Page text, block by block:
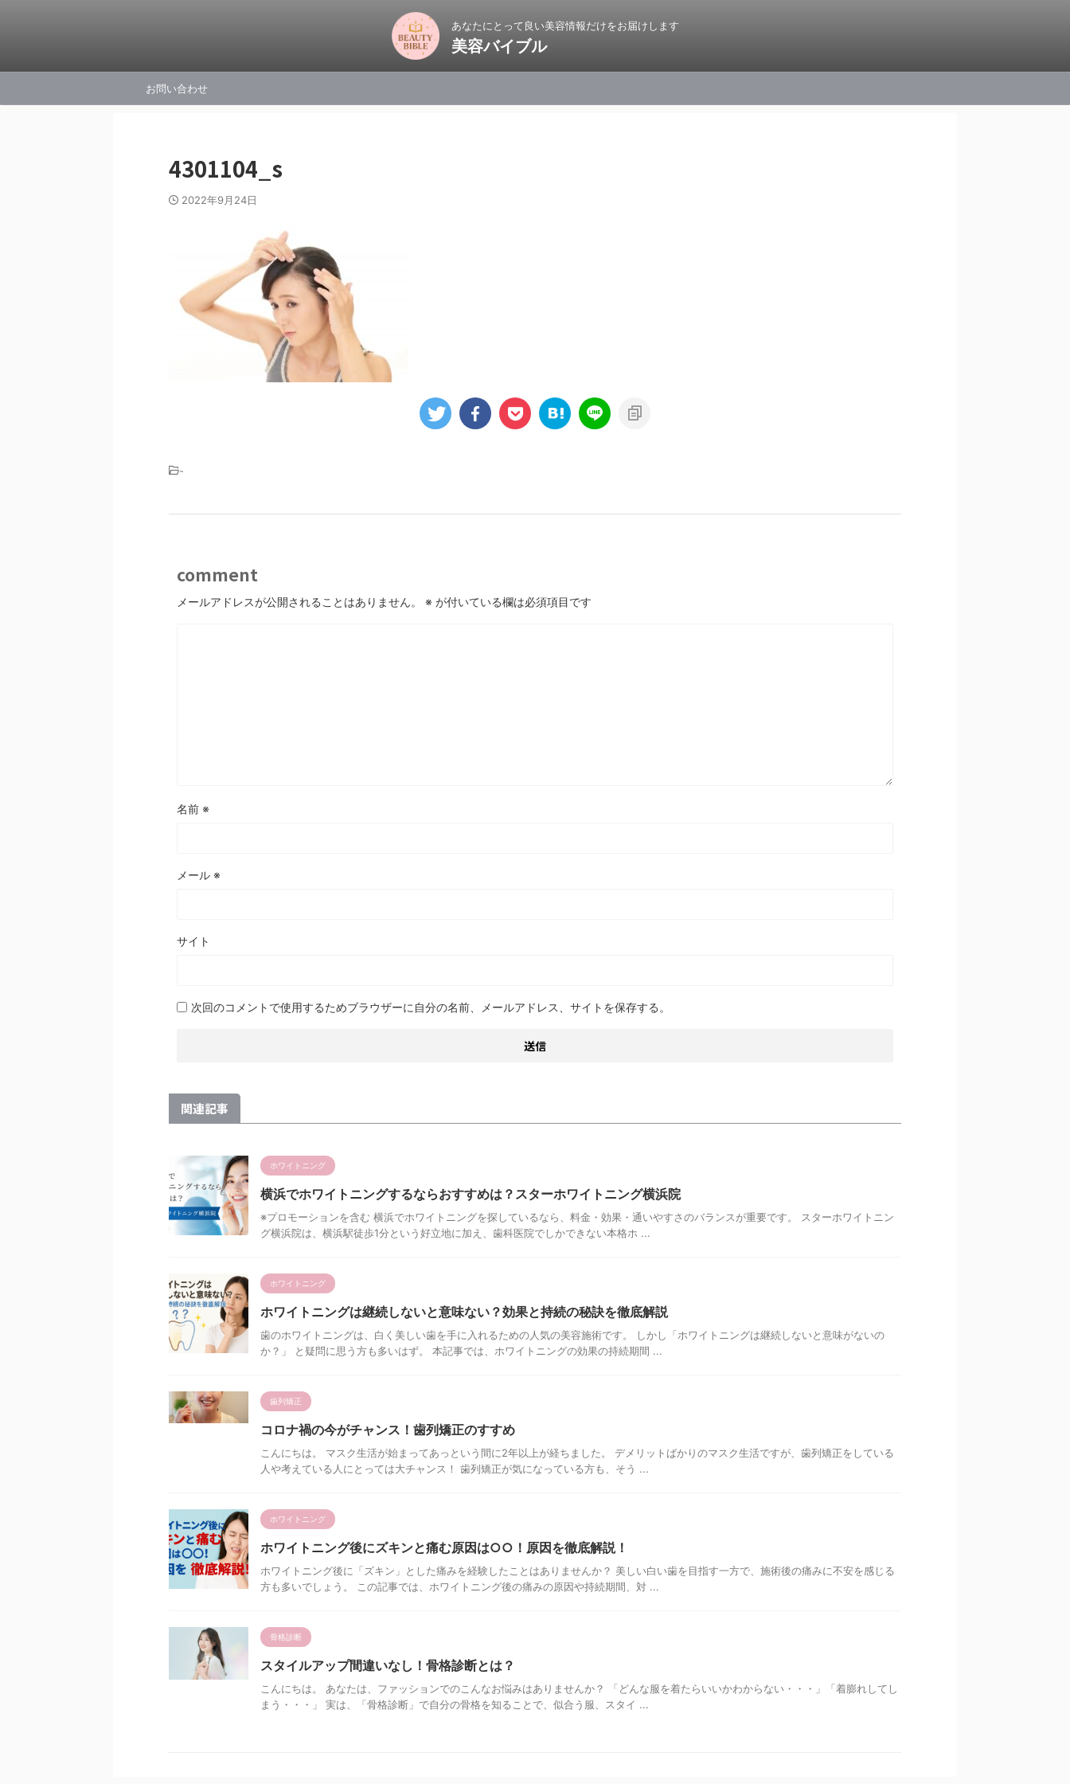
あなたにとって良い美容情報だけをお届けします
美容バイブル
お問い合わせ
4301104_s
2022年9月24日
-
comment
メールアドレスが公開されることはありません。 ※ が付いている欄は必須項目です
名前 ※
メール ※
サイト
次回のコメントで使用するためブラウザーに自分の名前、メールアドレス、サイトを保存する。
関連記事
ホワイトニング
横浜でホワイトニングするならおすすめは？スターホワイトニング横浜院
※プロモーションを含む 横浜でホワイトニングを探しているなら、料金・効果・通いやすさのバランスが重要です。 スターホワイトニン
グ横浜院は、横浜駅徒歩1分という好立地に加え、歯科医院でしかできない本格ホ ...
ホワイトニング
ホワイトニングは継続しないと意味ない？効果と持続の秘訣を徹底解説
歯のホワイトニングは、白く美しい歯を手に入れるための人気の美容施術です。 しかし「ホワイトニングは継続しないと意味がないの
か？」 と疑問に思う方も多いはず。 本記事では、ホワイトニングの効果の持続期間 ...
歯列矯正
コロナ禍の今がチャンス！歯列矯正のすすめ
こんにちは。 マスク生活が始まってあっという間に2年以上が経ちました。 デメリットばかりのマスク生活ですが、歯列矯正をしている
人や考えている人にとっては大チャンス！ 歯列矯正が気になっている方も、そう ...
ホワイトニング
ホワイトニング後にズキンと痛む原因は○○！原因を徹底解説！
ホワイトニング後に「ズキン」とした痛みを経験したことはありませんか？ 美しい白い歯を目指す一方で、施術後の痛みに不安を感じる
方も多いでしょう。 この記事では、ホワイトニング後の痛みの原因や持続期間、対 ...
骨格診断
スタイルアップ間違いなし！骨格診断とは？
こんにちは。 あなたは、ファッションでのこんなお悩みはありませんか？ 「どんな服を着たらいいかわからない・・・」「着膨れしてし
まう・・・」 実は、「骨格診断」で自分の骨格を知ることで、似合う服、スタイ ...